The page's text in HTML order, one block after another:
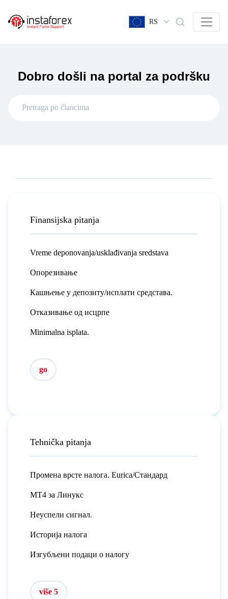
RS
Dobro došli na portal za podršku
Finansijska pitanja
Vreme deponovanja/usklađivanja sredstava
Опорезивање
Кашњење у депозиту/исплати средстава.
Отказивање од исцрпе
Minimalna isplata.
go
Tehnička pitanja
Промена врсте налога. Eurica/Стандард
MT4 за Линукс
Неуспели сигнал.
Историја налога
Изгубљени подаци о налогу
više 5